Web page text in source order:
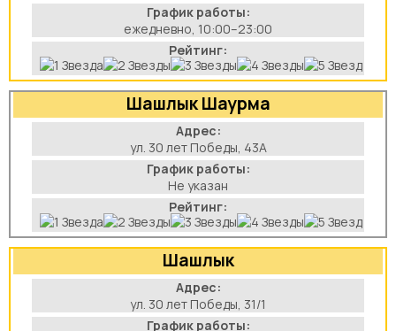
График работы:
ежедневно, 10:00–23:00
Рейтинг:
Шашлык Шаурма
Адрес:
ул. 30 лет Победы, 43А
График работы:
Не указан
Рейтинг:
Шашлык
Адрес:
ул. 30 лет Победы, 31/1
График работы: